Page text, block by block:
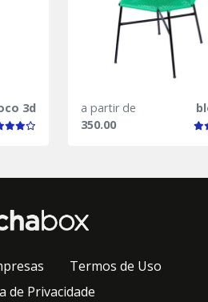
3d
a partir de
350.00
Termos de Uso
de Privacidade